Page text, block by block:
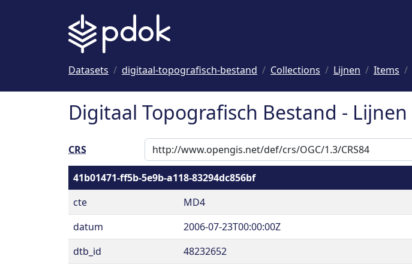
Datasets digitaal-topografisch-bestand Collections Lijnen Items
Digitaal Topografisch Bestand - Lijnen
CRS
41b01471-ff5b-5e9b-a118-83294dc856bf
cte
MD4
datum
2006-07-23T00:00:00Z
dtb_id
48232652